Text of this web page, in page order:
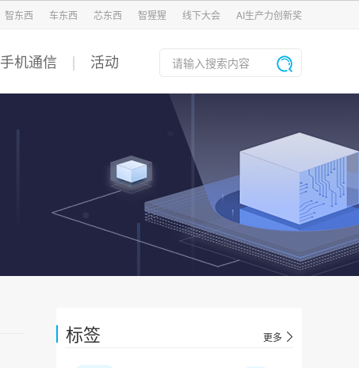
智东西 车东西 芯东西 智猩猩 线下大会 AI生产力创新奖
手机通信 活动
标签 更多